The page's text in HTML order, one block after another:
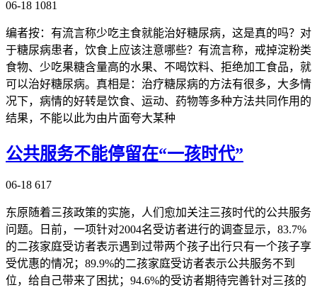
06-18 1081
编者按：有流言称少吃主食就能治好糖尿病，这是真的吗？对
于糖尿病患者，饮食上应该注意哪些？有流言称，戒掉淀粉类
食物、少吃果糖含量高的水果、不喝饮料、拒绝加工食品，就
可以治好糖尿病。真相是：治疗糖尿病的方法有很多，大多情
况下，病情的好转是饮食、运动、药物等多种方法共同作用的
结果，不能以此为由片面夸大某种
公共服务不能停留在“一孩时代”
06-18 617
东原随着三孩政策的实施，人们愈加关注三孩时代的公共服务
问题。日前，一项针对2004名受访者进行的调查显示，83.7%
的二孩家庭受访者表示遇到过带两个孩子出行只有一个孩子享
受优惠的情况；89.9%的二孩家庭受访者表示公共服务不到
位，给自己带来了困扰；94.6%的受访者期待完善针对三孩的